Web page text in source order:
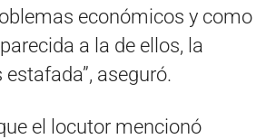
económicos y como
a la de ellos, la
estafada”, aseguró.
el locutor mencionó